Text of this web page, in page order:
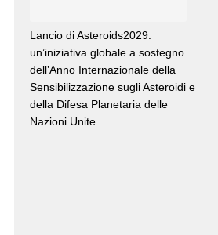
Lancio di Asteroids2029:
un’iniziativa globale a sostegno
dell’Anno Internazionale della
Sensibilizzazione sugli Asteroidi e
della Difesa Planetaria delle
Nazioni Unite.